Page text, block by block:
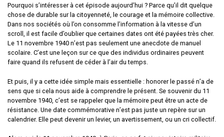
Pourquoi s’intéresser à cet épisode aujourd’hui ? Parce qu’il dit quelque
chose de durable sur la citoyenneté, le courage et la mémoire collective.
Dans nos sociétés où l’on consomme l’information à la vitesse d’un
scroll, il est facile d’oublier que certaines dates ont été payées très cher.
Le 11 novembre 1940 n’est pas seulement une anecdote de manuel
scolaire. C’est une leçon sur ce que des individus ordinaires peuvent
faire quand ils refusent de céder à l’air du temps.
Et puis, il y a cette idée simple mais essentielle : honorer le passé n’a de
sens que si cela nous aide à comprendre le présent. Se souvenir du 11
novembre 1940, c’est se rappeler que la mémoire peut être un acte de
résistance. Une date commémorative n’est pas juste un repère sur un
calendrier. Elle peut devenir un levier, un avertissement, ou un cri collectif.